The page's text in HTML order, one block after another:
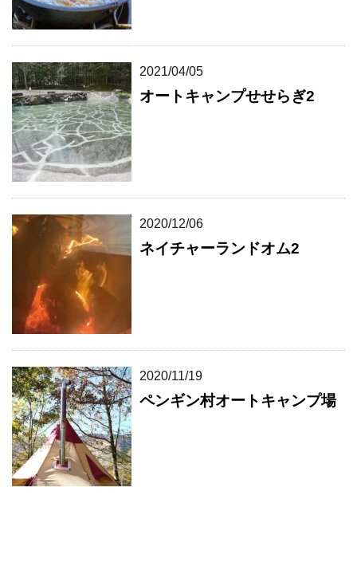
2021/04/05
オートキャンプせせらぎ2
2020/12/06
ネイチャーランドオム2
2020/11/19
ペンギン村オートキャンプ場